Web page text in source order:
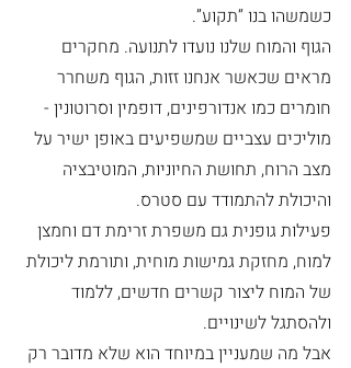
כשמשהו בנו “תקוע”.
הגוף והמוח שלנו נועדו לתנועה. מחקרים
מראים שכאשר אנחנו זזות, הגוף משחרר
חומרים כמו אנדורפינים, דופמין וסרוטונין -
מוליכים עצביים שמשפיעים באופן ישיר על
מצב הרוח, תחושת החיוניות, המוטיבציה
והיכולת להתמודד עם סטרס.
פעילות גופנית גם משפרת זרימת דם וחמצן
למוח, מחזקת גמישות מוחית, ותורמת ליכולת
של המוח ליצור קשרים חדשים, ללמוד
ולהסתגל לשינויים.
אבל מה שמעניין במיוחד הוא שלא מדובר רק